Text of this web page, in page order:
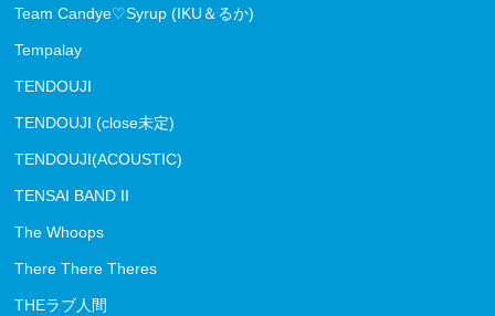
Team Candye♡Syrup (IKU＆るか)
Tempalay
TENDOUJI
TENDOUJI (close未定)
TENDOUJI(ACOUSTIC)
TENSAI BAND II
The Whoops
There There Theres
THEラブ人間